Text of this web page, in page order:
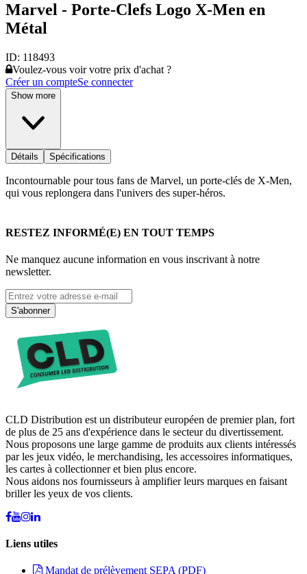
Marvel - Porte-Clefs Logo X-Men en
Métal
ID: 118493
Voulez-vous voir votre prix d'achat ?
Créer un compteSe connecter
Show more
Détails Spécifications
Incontournable pour tous fans de Marvel, un porte-clés de X-Men,
qui vous replongera dans l'univers des super-héros.
RESTEZ INFORMÉ(E) EN TOUT TEMPS
Ne manquez aucune information en vous inscrivant à notre
newsletter.
S'abonner
CLD Distribution est un distributeur européen de premier plan, fort
de plus de 25 ans d'expérience dans le secteur du divertissement.
Nous proposons une large gamme de produits aux clients intéressés
par les jeux vidéo, le merchandising, les accessoires informatiques,
les cartes à collectionner et bien plus encore.
Nous aidons nos fournisseurs à amplifier leurs marques en faisant
briller les yeux de vos clients.
Liens utiles
Mandat de prélèvement SEPA (PDF)